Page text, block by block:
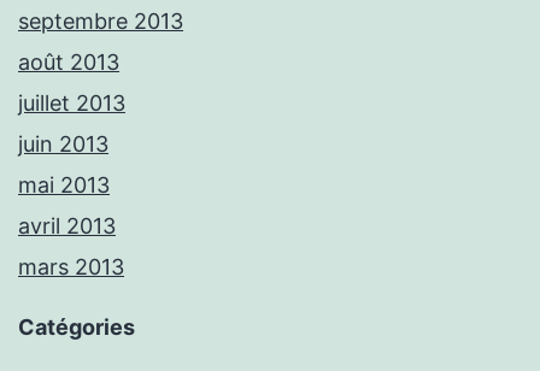
septembre 2013
août 2013
juillet 2013
juin 2013
mai 2013
avril 2013
mars 2013
Catégories